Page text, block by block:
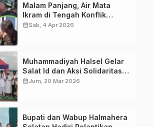
Malam Panjang, Air Mata
Ikram di Tengah Konflik
Halteng
calendar_monthSab, 4 Apr 2026
Muhammadiyah Halsel Gelar
Salat Id dan Aksi Solidaritas
Palestina
calendar_monthJum, 20 Mar 2026
Bupati dan Wabup Halmahera